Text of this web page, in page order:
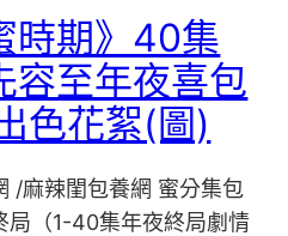
時期》40集
容至年夜喜包
色花絮(圖)
/麻辣閨包養網 蜜分集包
局（1-40集年夜終局劇情